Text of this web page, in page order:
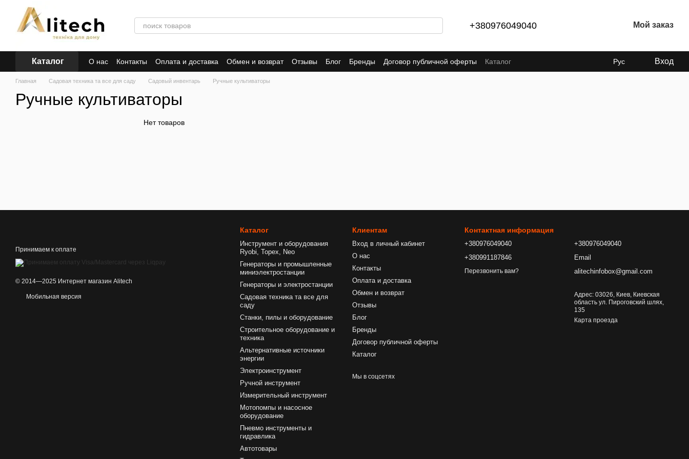
Перейти к основному контенту
+380976049040 Мой заказ
Каталог О нас Контакты Оплата и доставка Обмен и возврат Отзывы Блог Бренды Договор публичной оферты Каталог Рус Вход
Главная Садовая техника та все для саду Садовый инвентарь Ручные культиваторы
Ручные культиваторы
Нет товаров
Принимаем к оплате
© 2014—2025 Интернет магазин Alitech
Мобильная версия
Каталог
Инструмент и оборудования
Ryobi, Topex, Neo
Генераторы и промышленные
миниэлектростанции
Генераторы и электростанции
Садовая техника та все для
саду
Станки, пилы и оборудование
Строительное оборудование и
техника
Альтернативные источники
энергии
Электроинструмент
Ручной инструмент
Измерительный инструмент
Мотопомпы и насосное
оборудование
Пневмо инструменты и
гидравлика
Автотовары
Клиентам
Вход в личный кабинет
О нас
Контакты
Оплата и доставка
Обмен и возврат
Отзывы
Блог
Бренды
Договор публичной оферты
Каталог
Мы в соцсетях
Контактная информация
+380976049040
+380991187846
Перезвонить вам?
+380976049040
Email
alitechinfobox@gmail.com
Адрес: 03026, Киев, Киевская
область ул. Пироговский шлях,
135
Карта проезда